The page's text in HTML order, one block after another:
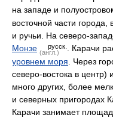
на западе и
восточной части города,
и ручьи. На северо-
Монзе (англ.)
русск. . Карачи
уровнем моря. Через
северо-востока в центр)
много других, более
и северных пригородах
Карачи занимает